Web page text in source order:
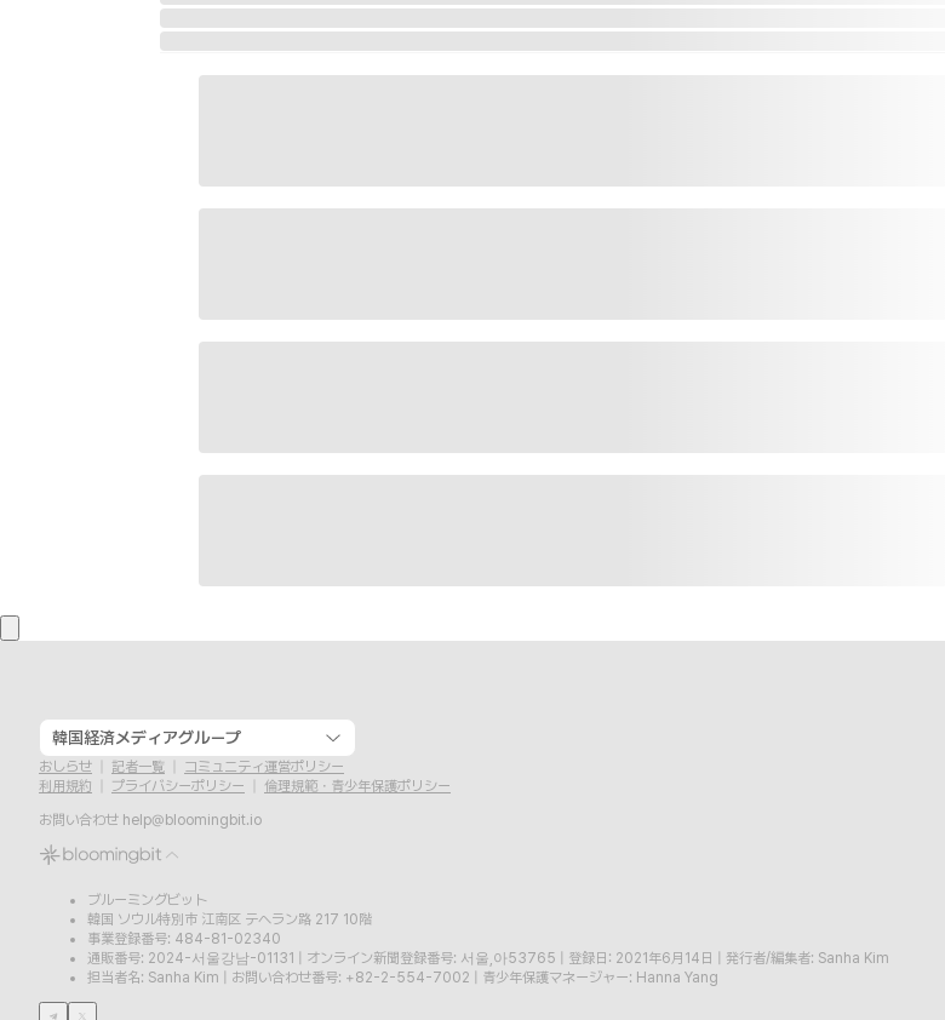
韓国経済メディアグループ
おしらせ 記者一覧
コミュニティ運営ポリシー
利用規約
プライバシーポリシー
倫理規範・青少年保護ポリシー
お問い合わせ help@bloomingbit.io
ブルーミングビット
韓国 ソウル特別市 江南区 テヘラン路 217 10階
事業登録番号: 484-81-02340
通販番号: 2024-서울강남-01131
オンライン新聞登録番号: 서울,아53765 登録日: 2021年6月14日
発行者/編集者: Sanha Kim
担当者名: Sanha Kim
お問い合わせ番号: +82-2-554-7002 青少年保護マネージャー: Hanna Yang